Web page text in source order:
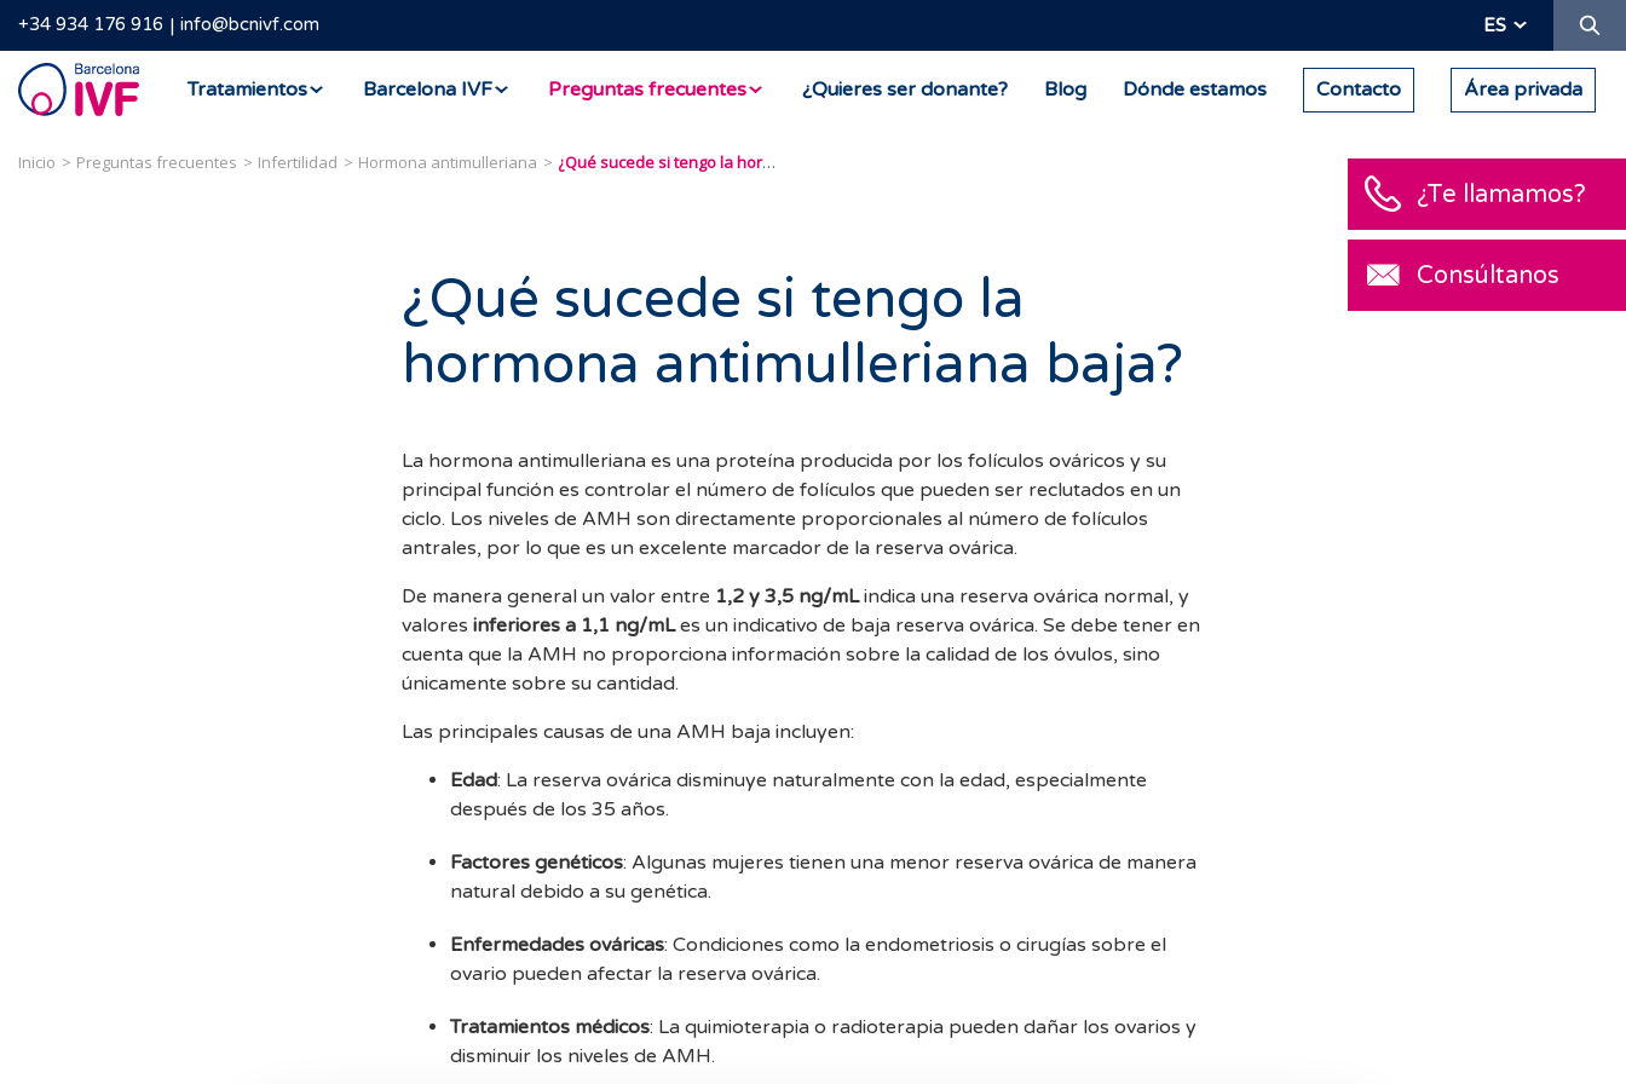
+34 934 176 916 info@bcnivf.com ES
Barcelona
IVF
Tratamientos Barcelona IVF Preguntas frecuentes ¿Quieres ser donante? Blog Dónde estamos Contacto Área privada
Inicio Preguntas frecuentes Infertilidad Hormona antimulleriana ¿Qué sucede si tengo la hormona antimulleriana baja?
¿Qué sucede si tengo la
hormona antimulleriana baja?
La hormona antimulleriana es una proteína producida por los folículos ováricos y su
principal función es controlar el número de folículos que pueden ser reclutados en un
ciclo. Los niveles de AMH son directamente proporcionales al número de folículos
antrales, por lo que es un excelente marcador de la reserva ovárica.
De manera general un valor entre 1,2 y 3,5 ng/mLindica una reserva ovárica normal, y
valores inferiores a 1,1 ng/mLes un indicativo de baja reserva ovárica. Se debe tener en
cuenta que la AMH no proporciona información sobre la calidad de los óvulos, sino
únicamente sobre su cantidad.
Las principales causas de una AMH baja incluyen:
Edad: La reserva ovárica disminuye naturalmente con la edad, especialmente
después de los 35 años.
Factores genéticos: Algunas mujeres tienen una menor reserva ovárica de manera
natural debido a su genética.
Enfermedades ováricas: Condiciones como la endometriosis o cirugías sobre el
ovario pueden afectar la reserva ovárica.
Tratamientos médicos: La quimioterapia o radioterapia pueden dañar los ovarios y
disminuir los niveles de AMH.
¿Te llamamos?
Consúltanos